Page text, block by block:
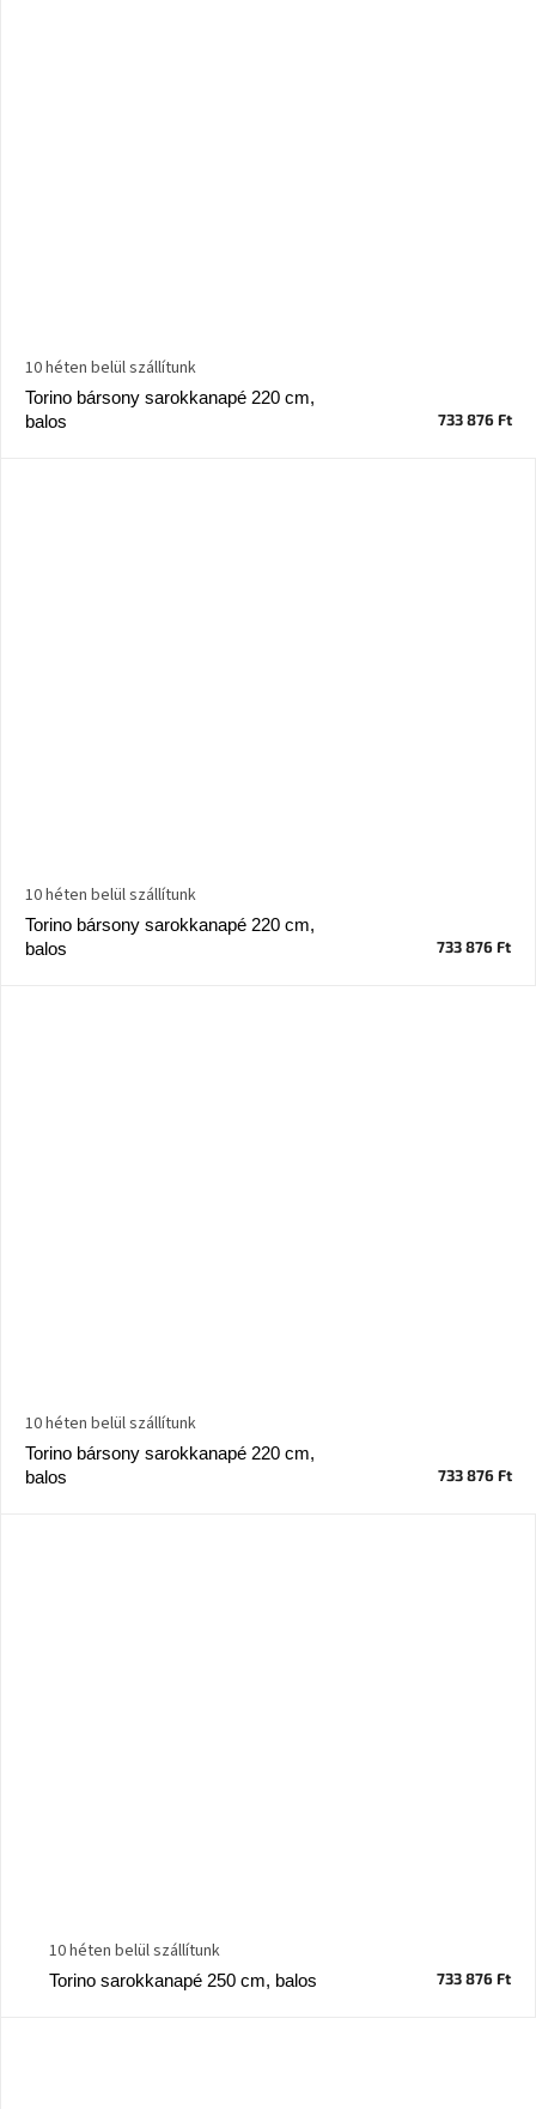
Torino bársony sarokkanapé 220 cm,
balos
10 héten belül szállítunk
733 876 Ft
Torino bársony sarokkanapé 220 cm,
balos
10 héten belül szállítunk
733 876 Ft
Torino bársony sarokkanapé 220 cm,
balos
10 héten belül szállítunk
733 876 Ft
Torino sarokkanapé 250 cm, balos
10 héten belül szállítunk
733 876 Ft